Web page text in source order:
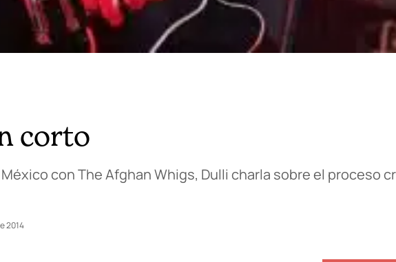
corto
con The Afghan Whigs, Dulli charla sobre el proceso
2014